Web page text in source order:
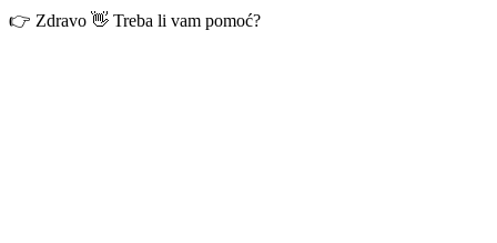
👉 Zdravo 👋 Treba li vam pomoć?